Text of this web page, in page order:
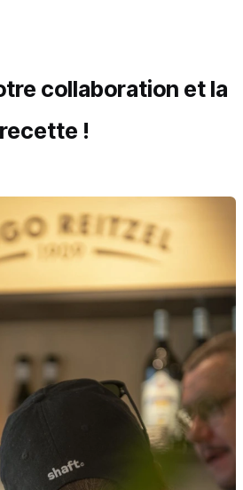
collaboration et la
recette !